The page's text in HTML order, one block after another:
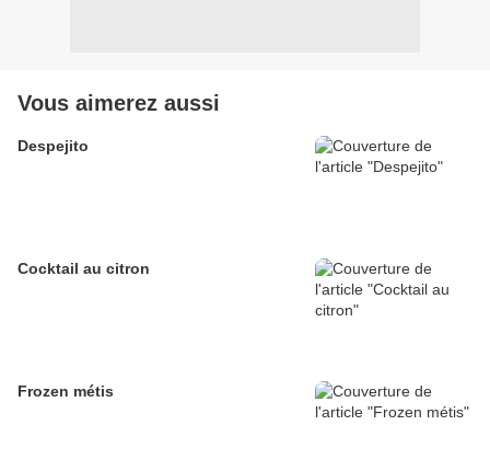
Vous aimerez aussi
Despejito
Cocktail au citron
Frozen métis